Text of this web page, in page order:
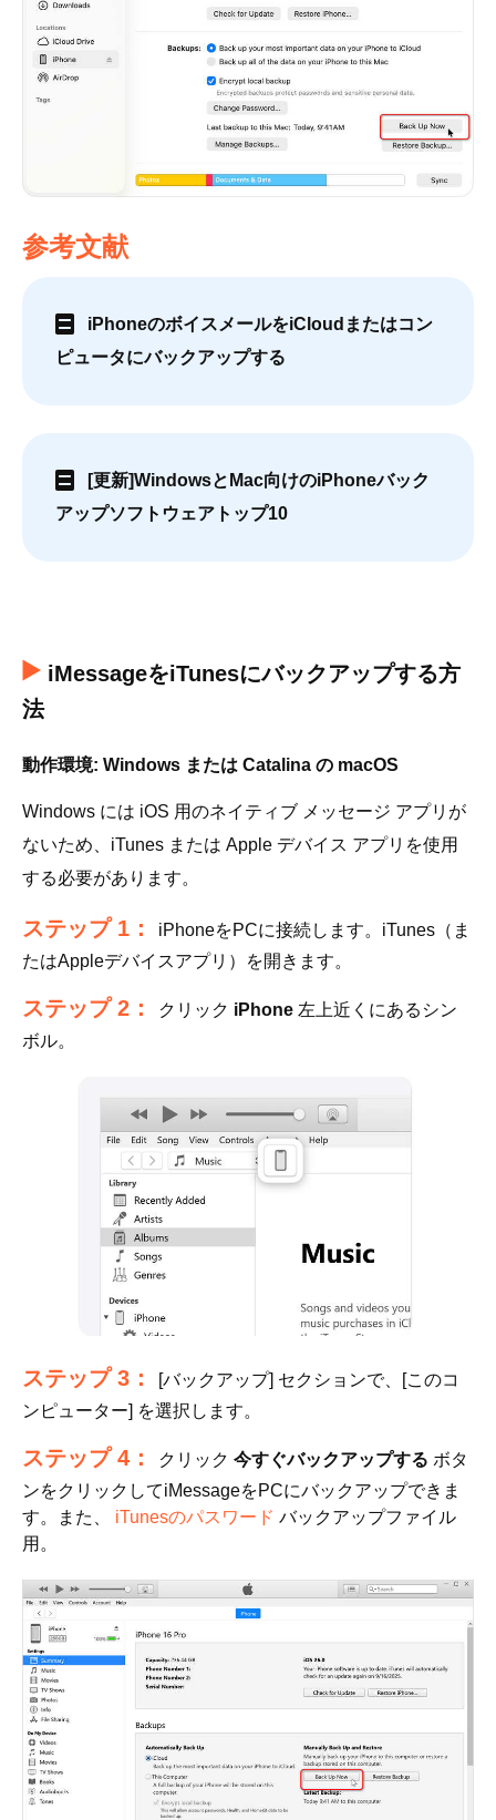
参考文献
iPhoneのボイスメールをiCloudまたはコン
ピュータにバックアップする
[更新]WindowsとMac向けのiPhoneバック
アップソフトウェアトップ10
iMessageをiTunesにバックアップする方
法
動作環境: Windows または Catalina の macOS
Windows には iOS 用のネイティブ メッセージ アプリが
ないため、iTunes または Apple デバイス アプリを使用
する必要があります。
ステップ 1：
iPhoneをPCに接続します。iTunes（ま
たはAppleデバイスアプリ）を開きます。
ステップ 2： クリック iPhone 左上近くにあるシン
ボル。
ステップ 3：
[バックアップ] セクションで、[このコ
ンピューター] を選択します。
ステップ 4： クリック 今すぐバックアップする ボタ
ンをクリックしてiMessageをPCにバックアップできま
す。また、 iTunesのパスワード バックアップファイル
用。